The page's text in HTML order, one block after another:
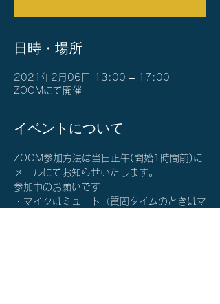
日時・場所
2021年2月06日 13:00 – 17:00
ZOOMにて開催
イベントについて
ZOOM参加方法は当日正午(開始1時間前)に
メールにてお知らせいたします。
参加中のお願いです
・マイクはミュート（質問タイムのときはマ